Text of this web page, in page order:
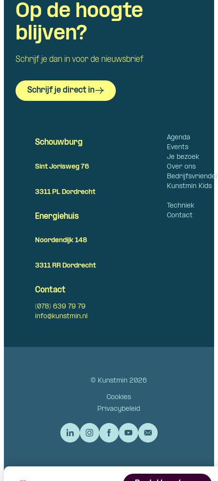
Op de hoogte
blijven?
Schrijf je dan in voor de nieuwsbrief
Schrijf je direct in
Agenda
Events
Je bezoek
Over ons
Kunstmin Kids
Techniek
Contact
Schouwburg
Sint Jorisweg 76
3311 PL Dordrecht
Energiehuis
Noordendijk 148
3311 RR Dordrecht
Contact
(078) 639 79 79
info@kunstmin.nl
© Kunstmin 2026
Cookies
Privacybeleid